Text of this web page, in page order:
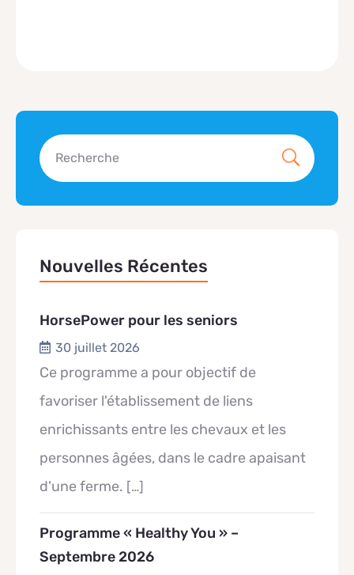
Nouvelles Récentes
HorsePower pour les seniors
30 juillet 2026
Ce programme a pour objectif de
favoriser l'établissement de liens
enrichissants entre les chevaux et les
personnes âgées, dans le cadre apaisant
d'une ferme. […]
Programme « Healthy You » –
Septembre 2026